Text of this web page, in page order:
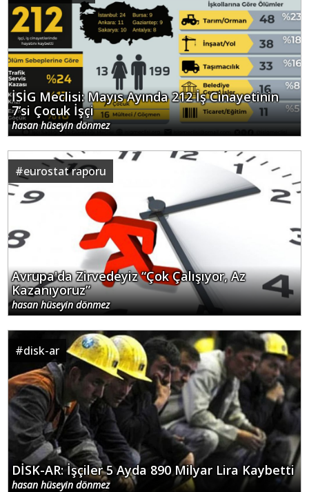
İSİG Meclisi: Mayıs Ayında 212 İş Cinayetinin
7’si Çocuk İşçi
hasan hüseyin dönmez
#eurostat raporu
Avrupa'da Zirvedeyiz “Çok Çalışıyor, Az
Kazanıyoruz”
hasan hüseyin dönmez
#disk-ar
DİSK-AR: İşçiler 5 Ayda 890 Milyar Lira Kaybetti
hasan hüseyin dönmez